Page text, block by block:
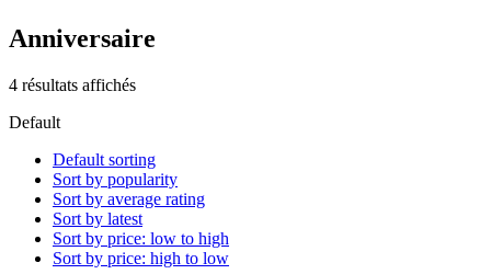
Anniversaire
4 résultats affichés
Default
Default sorting
Sort by popularity
Sort by average rating
Sort by latest
Sort by price: low to high
Sort by price: high to low